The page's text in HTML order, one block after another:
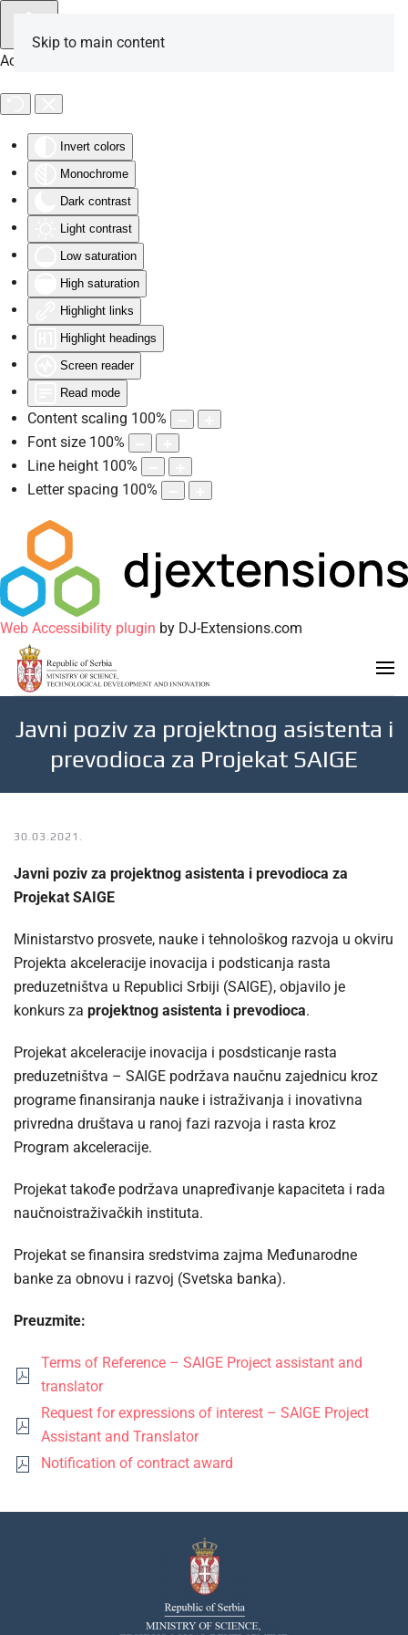
Accessibility Tools
Invert colors
Monochrome
Dark contrast
Light contrast
Low saturation
High saturation
Highlight links
Highlight headings
Screen reader
Read mode
Content scaling 100%
Font size 100%
Line height 100%
Letter spacing 100%
Web Accessibility plugin by DJ-Extensions.com
Skip to main content
Javni poziv za projektnog asistenta i
prevodioca za Projekat SAIGE
30.03.2021.
Javni poziv za projektnog asistenta i prevodioca za
Projekat SAIGE
Ministarstvo prosvete, nauke i tehnološkog razvoja u okviru
Projekta akceleracije inovacija i podsticanja rasta
preduzetništva u Republici Srbiji (SAIGE), objavilo je
konkurs za projektnog asistenta i prevodioca.
Projekat akceleracije inovacija i posdsticanje rasta
preduzetništva – SAIGE podržava naučnu zajednicu kroz
programe finansiranja nauke i istraživanja i inovativna
privredna društava u ranoj fazi razvoja i rasta kroz
Program akceleracije.
Projekat takođe podržava unapređivanje kapaciteta i rada
naučnoistraživačkih instituta.
Projekat se finansira sredstvima zajma Međunarodne
banke za obnovu i razvoj (Svetska banka).
Preuzmite:
Terms of Reference – SAIGE Project assistant and
translator
Request for expressions of interest – SAIGE Project
Assistant and Translator
Notification of contract award